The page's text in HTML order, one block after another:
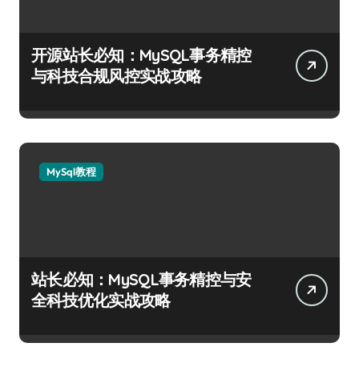
开源站长必知：MySQL事务精控
与科技合规风控实战攻略
MySql教程
站长必知：MySQL事务精控与安
全科技优化实战攻略